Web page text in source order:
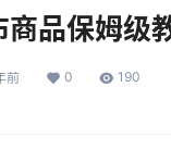
品保姆级
前 0 190